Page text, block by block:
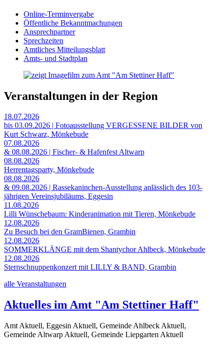
Online-Terminvergabe
Öffentliche Bekanntmachungen
Ansprechpartner
Sprechzeiten
Amtliches Mitteilungsblatt
Amts- und Stadtplan
Veranstaltungen in der Region
18.07.2026
bis 03.09.2026 | Fotoausstellung VERGESSENE BILDER von
Kurt Schwarz, Mönkebude
07.08.2026
& 08.08.2026 | Fischer- & Hafenfest Altwarp
08.08.2026
Herrentagsparty, Mönkebude
08.08.2026
& 09.08.2026 | Rassekaninchen-Ausstellung anlässlich des 103-
jährigen Vereinsjubiläums, Eggesin
11.08.2026
Lilli Wünschebaum: Kinderanimation mit Tieren, Mönkebude
12.08.2026
Zu Besuch bei den GramBienen, Grambin
12.08.2026
SOMMERKLÄNGE mit dem Shantychor Ahlbeck, Mönkebude
12.08.2026
Sternschnuppenkonzert mit LILLY & BAND, Grambin
alle Veranstaltungen
Aktuelles im Amt "Am Stettiner Haff"
Amt Aktuell, Eggesin Aktuell, Gemeinde Ahlbeck Aktuell,
Gemeinde Altwarp Aktuell, Gemeinde Liepgarten Aktuell